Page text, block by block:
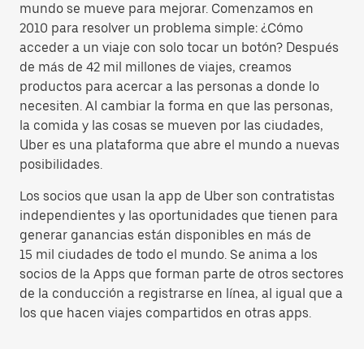
mundo se mueve para mejorar. Comenzamos en
2010 para resolver un problema simple: ¿Cómo
acceder a un viaje con solo tocar un botón? Después
de más de 42 mil millones de viajes, creamos
productos para acercar a las personas a donde lo
necesiten. Al cambiar la forma en que las personas,
la comida y las cosas se mueven por las ciudades,
Uber es una plataforma que abre el mundo a nuevas
posibilidades.
Los socios que usan la app de Uber son contratistas
independientes y las oportunidades que tienen para
generar ganancias están disponibles en más de
15 mil ciudades de todo el mundo. Se anima a los
socios de la Apps que forman parte de otros sectores
de la conducción a registrarse en línea, al igual que a
los que hacen viajes compartidos en otras apps.